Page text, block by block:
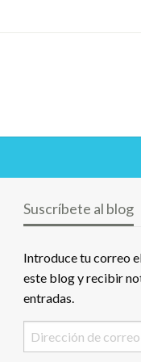
Suscríbete al blog
Introduce tu correo
este blog y recibir
entradas.
Dirección
de